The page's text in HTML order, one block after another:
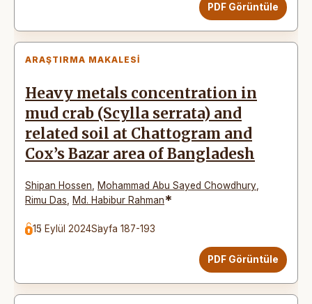
PDF Görüntüle
ARAŞTIRMA MAKALESI
Heavy metals concentration in
mud crab (Scylla serrata) and
related soil at Chattogram and
Cox’s Bazar area of Bangladesh
Shipan Hossen Mohammad Abu Sayed Chowdhury
Rimu Das
Md. Habibur Rahman*
15 Eylül 2024Sayfa 187-193
PDF Görüntüle